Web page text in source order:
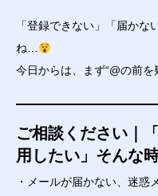
「登録できない」「届かな
ね…
今日からは、まず“@の前を
ご相談ください｜
用したい」そんな
・メールが届かない、迷惑